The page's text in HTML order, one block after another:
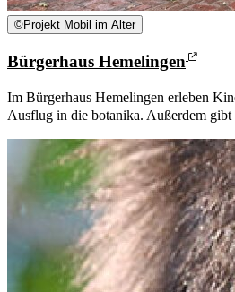
©Projekt Mobil im Alter
Bürgerhaus Hemelingen
Im Bürgerhaus Hemelingen erleben
Ausflug in die botanika. Außerdem gibt